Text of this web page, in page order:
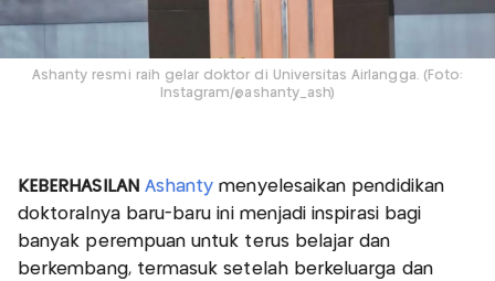
Ashanty resmi raih gelar doktor di Universitas Airlangga. (Foto:
Instagram/@ashanty_ash)
KEBERHASILAN Ashanty menyelesaikan pendidikan
doktoralnya baru-baru ini menjadi inspirasi bagi
banyak perempuan untuk terus belajar dan
berkembang, termasuk setelah berkeluarga dan